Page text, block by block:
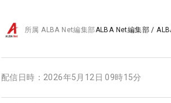
所属ALBA Net編集部ALBA Net編集部 /
配信日時： 2026年5月12日 09時15分